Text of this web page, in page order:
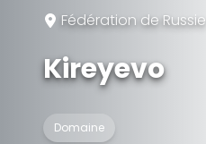
Fédération de Russie
Kireyevo
Domaine